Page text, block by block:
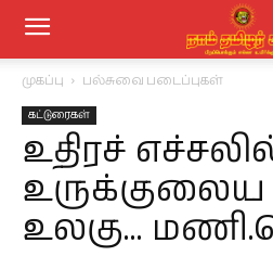
முகப்பு பல்சுவை படைப்புகள்
கட்டுரைகள்
உதிரச்
உருக்குலைய
உலகு…